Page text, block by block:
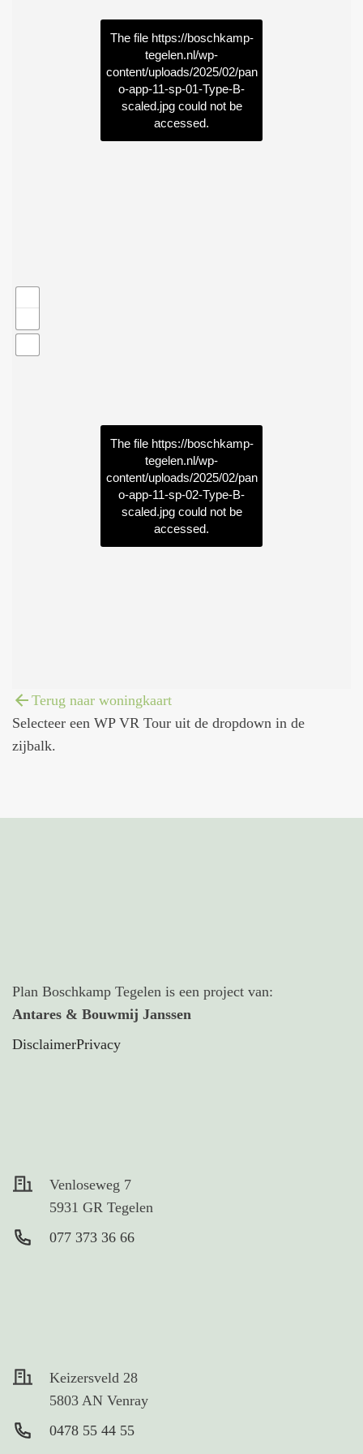
The file https://boschkamp-
tegelen.nl/wp-
content/uploads/2025/02/pan
o-app-11-sp-01-Type-B-
scaled.jpgcould not be
accessed.
The file https://boschkamp-
tegelen.nl/wp-
content/uploads/2025/02/pan
o-app-11-sp-02-Type-B-
scaled.jpgcould not be
accessed.
Terug naar woningkaart
Selecteer een WP VR Tour uit de dropdown in de
zijbalk.
Plan Boschkamp Tegelen is een project van:
Antares & Bouwmij Janssen
DisclaimerPrivacy
Venloseweg 7
5931 GR Tegelen
077 373 36 66
Keizersveld 28
5803 AN Venray
0478 55 44 55